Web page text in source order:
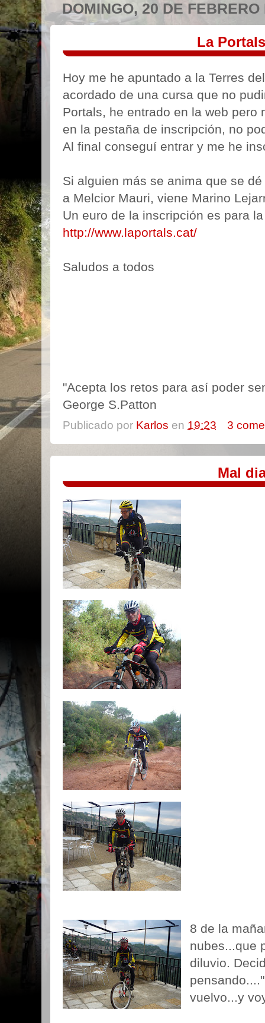
DOMINGO, 20 DE FEBRERO
La
Hoy me he apuntado a la Terres
acordado de una cursa que no
Portals, he entrado en la web pero
en la pestaña de inscripción, no
Al final conseguí entrar y me he
Si alguien más se anima que se
a Melcior Mauri, viene Marino
Un euro de la inscripción es para
http://www.laportals.cat/
Saludos a todos
"Acepta los retos para así poder
George S.Patton
Publicado por Karlos en 19:23 3
Mal
8 de la
nubes...que
diluvio.
vuelvo...y